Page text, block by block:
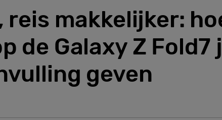
reis makkelijker:
de Galaxy Z Fold7
geven